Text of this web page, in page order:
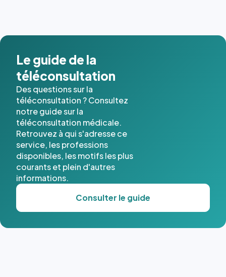
Le guide de la
téléconsultation
Des questions sur la
téléconsultation ? Consultez
notre guide sur la
téléconsultation médicale.
Retrouvez à qui s'adresse ce
service, les professions
disponibles, les motifs les plus
courants et plein d'autres
informations.
Consulter le guide